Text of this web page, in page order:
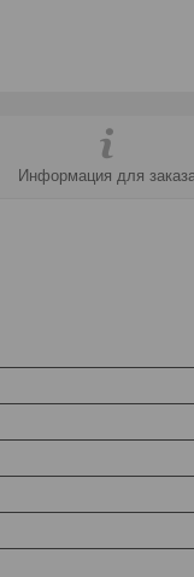
Информация для заказа